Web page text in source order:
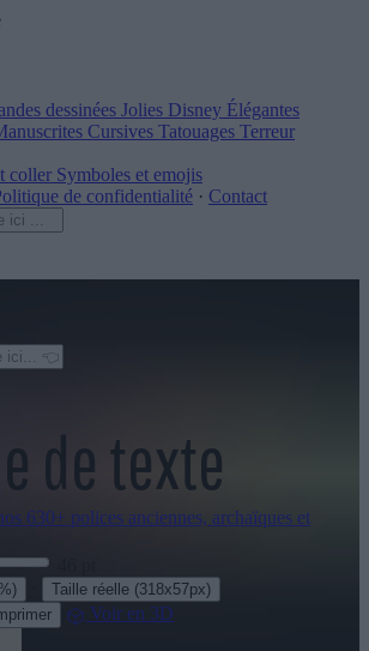
dessinées Jolies Disney Élégantes
Cursives Tatouages Terreur
coller Symboles et emojis
de confidentialité · Contact
630+ polices anciennes, archaïques et
Taille réelle (318x57px)
Voir en 3D